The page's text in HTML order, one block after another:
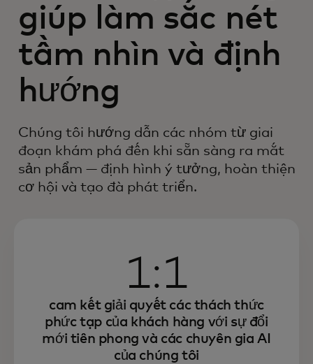
giúp làm sắc nét
tầm nhìn và định
hướng
Chúng tôi hướng dẫn các nhóm từ giai
đoạn khám phá đến khi sẵn sàng ra mắt
sản phẩm — định hình ý tưởng, hoàn thiện
cơ hội và tạo đà phát triển.
1:1
cam kết giải quyết các thách thức
phức tạp của khách hàng với sự đổi
mới tiên phong và các chuyên gia AI
của chúng tôi